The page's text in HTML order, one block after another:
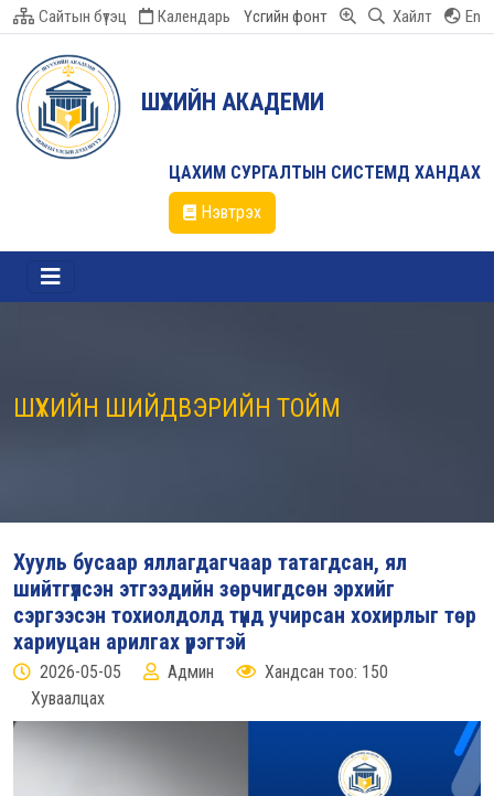
Сайтын бүтэц Календарь Үсгийн фонт Хайлт En
ШҮҮХИЙН АКАДЕМИ
ЦАХИМ СУРГАЛТЫН СИСТЕМД ХАНДАХ
Нэвтрэх
ШҮҮХИЙН ШИЙДВЭРИЙН ТОЙМ
Хууль бусаар яллагдагчаар татагдсан, ял
шийтгүүлсэн этгээдийн зөрчигдсөн эрхийг
сэргээсэн тохиолдолд түүнд учирсан хохирлыг төр
хариуцан арилгах үүрэгтэй
2026-05-05 Админ
Хандсан тоо: 150
Хуваалцах